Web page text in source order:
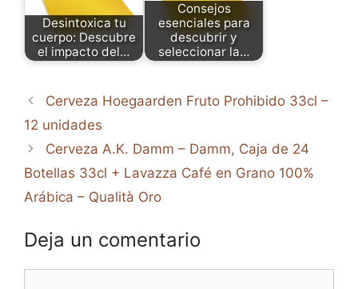
Desintoxica tu
cuerpo: Descubre
el impacto del…
Consejos
esenciales para
descubrir y
seleccionar la…
Cerveza Hoegaarden Fruto Prohibido 33cl –
12 unidades
Cerveza A.K. Damm – Damm, Caja de 24
Botellas 33cl + Lavazza Café en Grano 100%
Arábica – Qualità Oro
Deja un comentario